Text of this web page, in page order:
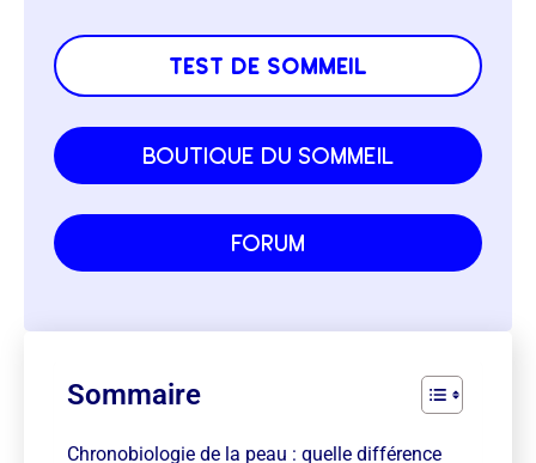
test de sommeil
boutique du sommeil
forum
Sommaire
Chronobiologie de la peau : quelle différence